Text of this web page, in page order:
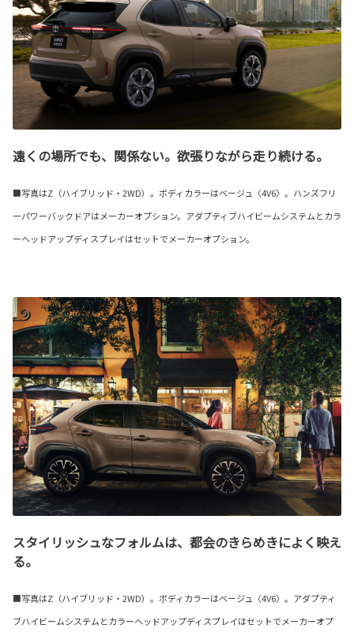
遠くの場所でも、関係ない。欲張りながら走り続ける。
■写真はZ（ハイブリッド・2WD）。ボディカラーはベージュ〈4V6〉。ハンズフリ
ーパワーバックドアはメーカーオプション。アダプティブハイビームシステムとカラ
ーヘッドアップディスプレイはセットでメーカーオプション。
スタイリッシュなフォルムは、都会のきらめきによく映え
る。
■写真はZ（ハイブリッド・2WD）。ボディカラーはベージュ〈4V6〉。アダプティ
ブハイビームシステムとカラーヘッドアップディスプレイはセットでメーカーオプ